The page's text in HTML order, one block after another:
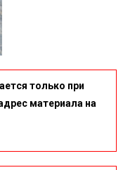
только при
материала на